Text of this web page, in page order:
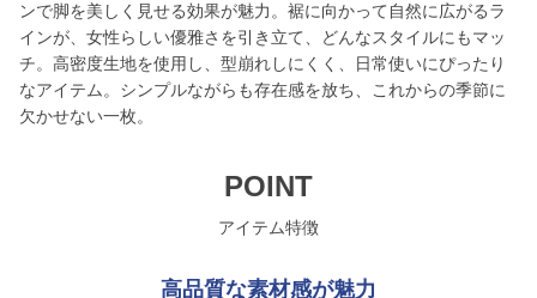
ンで脚を美しく見せる効果が魅力。裾に向かって自然に広がるラ
インが、女性らしい優雅さを引き立て、どんなスタイルにもマッ
チ。高密度生地を使用し、型崩れしにくく、日常使いにぴったり
なアイテム。シンプルながらも存在感を放ち、これからの季節に
欠かせない一枚。
POINT
アイテム特徴
高品質な素材感が魅力